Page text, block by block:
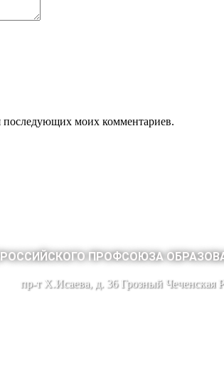
последующих моих комментариев.
ПРОФСОЮЗА
пр-т Х.Исаева, д. 36 Грозный Чеченская